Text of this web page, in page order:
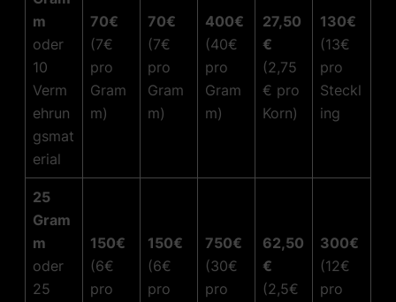
m
oder
10
Verm
ehrun
gsmat
erial
70€
(7€
pro
Gram
m)
70€
(7€
pro
Gram
m)
400€
(40€
pro
Gram
m)
27,50
€
(2,75
€ pro
Korn)
130€
(13€
pro
Steckl
ing
25
Gram
m
oder
25
150€
(6€
pro
150€
(6€
pro
750€
(30€
pro
62,50
€
(2,5€
300€
(12€
pro